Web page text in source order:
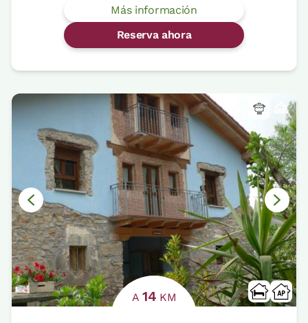
Más información
Reserva ahora
A 14 KM